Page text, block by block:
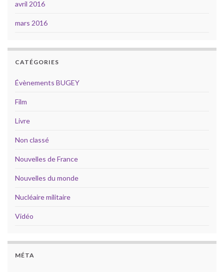
avril 2016
mars 2016
CATÉGORIES
Évènements BUGEY
Film
Livre
Non classé
Nouvelles de France
Nouvelles du monde
Nucléaire militaire
Vidéo
MÉTA